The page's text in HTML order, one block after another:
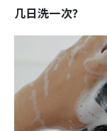
几日洗一次？